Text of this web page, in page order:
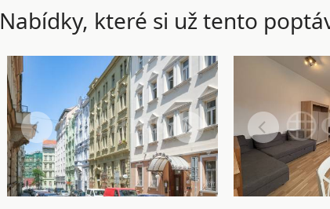
Nabídky, které si už tento